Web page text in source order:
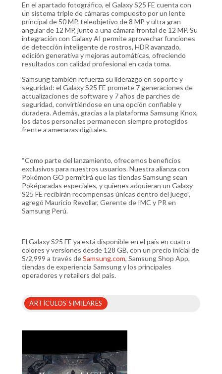
En el apartado fotográfico, el Galaxy S25 FE cuenta con
un sistema triple de cámaras compuesto por un lente
principal de 50 MP, teleobjetivo de 8 MP y ultra gran
angular de 12 MP, junto a una cámara frontal de 12 MP. Su
integración con Galaxy AI permite aprovechar funciones
de detección inteligente de rostros, HDR avanzado,
edición generativa y mejoras automáticas, ofreciendo
resultados con calidad profesional en cada toma.
Samsung también refuerza su liderazgo en soporte y
seguridad: el Galaxy S25 FE promete 7 generaciones de
actualizaciones de software y 7 años de parches de
seguridad, convirtiéndose en una opción confiable y
duradera. Además, gracias a la plataforma Samsung Knox,
los datos personales permanecen siempre protegidos
frente a amenazas digitales.
“Como parte del lanzamiento, ofrecemos beneficios
exclusivos para nuestros usuarios. Nuestra alianza con
Pokémon GO permitirá que las tiendas Samsung sean
Poképaradas especiales, y quienes adquieran un Galaxy
S25 FE recibirán recompensas únicas dentro del juego”,
agregó Mauricio Revollar, Gerente de IMC y PR en
Samsung Perú.
El Galaxy S25 FE ya está disponible en el país en cuatro
colores y versiones desde 128 GB, con un precio inicial de
S/2,999 a través deSamsung.com, Samsung Shop App,
tiendas de experiencia Samsung y los principales
operadores y retailers del país.
ARTÍCULOS SIMILARES